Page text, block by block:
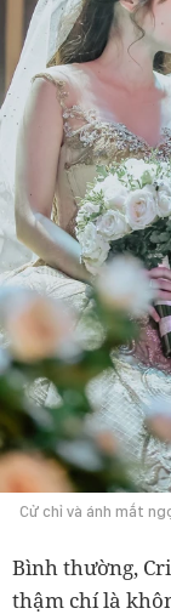
Cử chỉ và ánh mắt
Bình thường,
thậm chí là